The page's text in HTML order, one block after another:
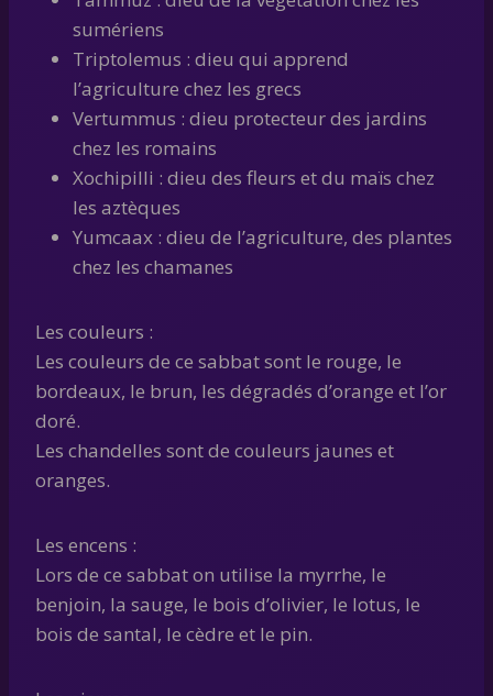
sumériens
Triptolemus : dieu qui apprend
l’agriculture chez les grecs
Vertummus : dieu protecteur des jardins
chez les romains
Xochipilli : dieu des fleurs et du maïs chez
les aztèques
Yumcaax : dieu de l’agriculture, des plantes
chez les chamanes
Les couleurs :
Les couleurs de ce sabbat sont le rouge, le
bordeaux, le brun, les dégradés d’orange et l’or
doré.
Les chandelles sont de couleurs jaunes et
oranges.
Les encens :
Lors de ce sabbat on utilise la myrrhe, le
benjoin, la sauge, le bois d’olivier, le lotus, le
bois de santal, le cèdre et le pin.